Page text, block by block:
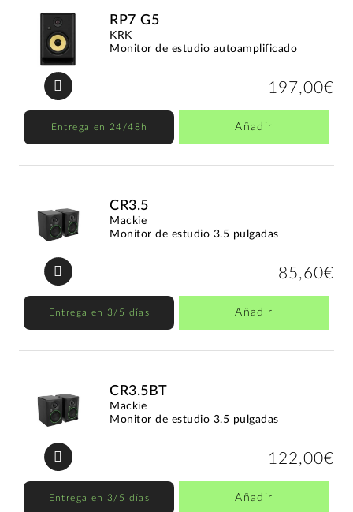
RP7 G5
KRK
Monitor de estudio autoamplificado
197,00€
Entrega en 24/48h Añadir
CR3.5
Mackie
Monitor de estudio 3.5 pulgadas
85,60€
Entrega en 3/5 días Añadir
CR3.5BT
Mackie
Monitor de estudio 3.5 pulgadas
122,00€
Entrega en 3/5 días Añadir